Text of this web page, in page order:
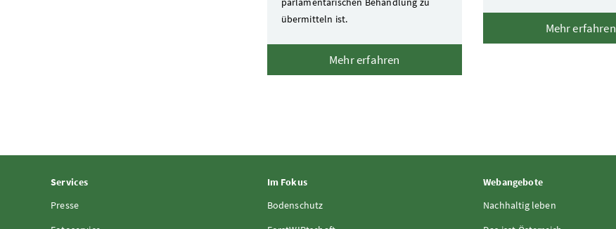
übermitteln ist.
Mehr erfahren
Mehr erfahren
Services
Presse
Im Fokus
Bodenschutz
Webangebote
Nachhaltig leben